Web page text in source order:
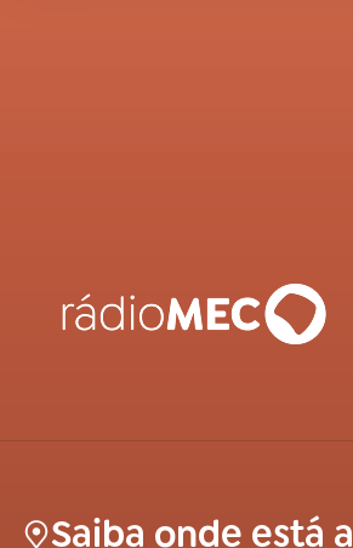
Saiba onde está